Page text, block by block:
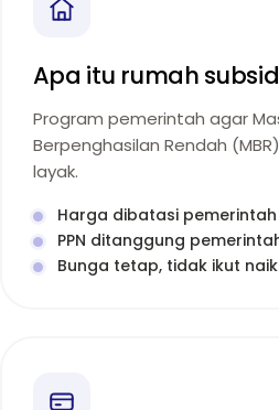
Apa itu rumah
Program pemerintah agar
Berpenghasilan Rendah
layak.
Harga dibatasi pemerintah
PPN ditanggung
Bunga tetap, tidak ikut naik